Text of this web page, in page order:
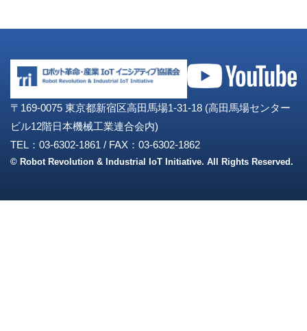
〒169-0075 東京都新宿区高田馬場1-31-18 (高田馬場センター
ビル12階日本機械工業連合会内)
TEL：03-6302-1861 / FAX：03-6302-1862
© Robot Revolution & Industrial IoT Initiative. All Rights Reserved.